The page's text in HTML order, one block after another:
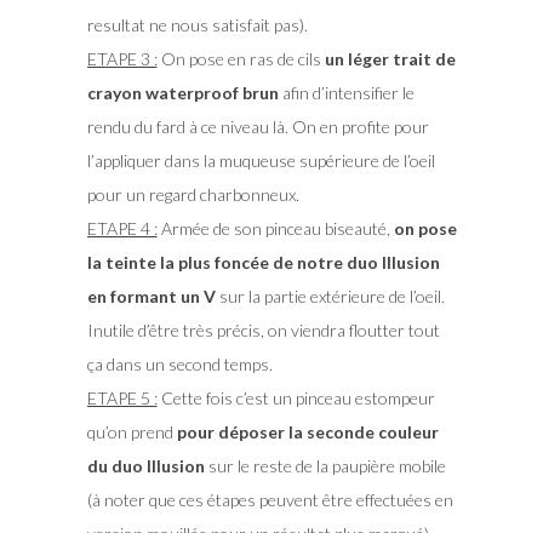
resultat ne nous satisfait pas).
ETAPE 3 :On pose en ras de cils un léger trait de
crayon waterproof brun afin d’intensifier le
rendu du fard à ce niveau là. On en profite pour
l’appliquer dans la muqueuse supérieure de l’oeil
pour un regard charbonneux.
ETAPE 4 :Armée de son pinceau biseauté, on pose
la teinte la plus foncée de notre duo Illusion
en formant un Vsur la partie extérieure de l’oeil.
Inutile d’être très précis, on viendra floutter tout
ça dans un second temps.
ETAPE 5 :Cette fois c’est un pinceau estompeur
qu’on prend pour déposer la seconde couleur
du duo Illusion sur le reste de la paupière mobile
(à noter que ces étapes peuvent être effectuées en